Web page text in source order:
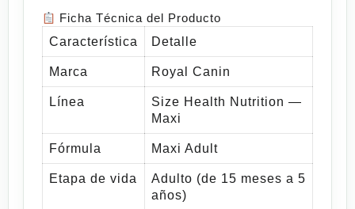
Ficha Técnica del Producto
Característica
Detalle
Marca Royal Canin
Línea
Size Health Nutrition —
Maxi
Fórmula Maxi Adult
Etapa de vida
Adulto (de 15 meses a 5
años)